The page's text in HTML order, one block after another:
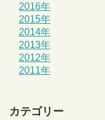
2016年
2015年
2014年
2013年
2012年
2011年
カテゴリー